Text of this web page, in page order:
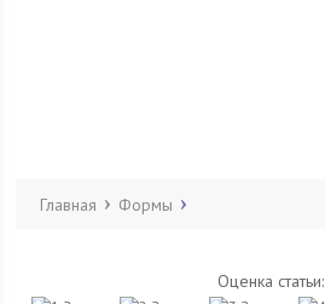
Главная Формы
Оценка статьи: